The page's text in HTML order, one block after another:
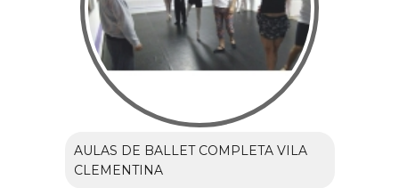
AULAS DE BALLET COMPLETA VILA
CLEMENTINA